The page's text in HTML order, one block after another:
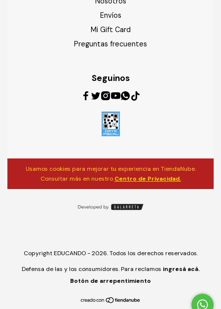
Envíos
Mi Gift Card
Preguntas frecuentes
Seguinos
Usamos cookies para mejorar tu experiencia en TiendaNube.
Consultar más en nuestro Centro de Privacidad.
Copyright EDUCANDO - 2026. Todos los derechos reservados.
Defensa de las y los consumidores. Para reclamos ingresá acá.
Botón de arrepentimiento